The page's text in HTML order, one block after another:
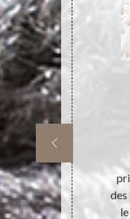
réaliser au
pour la
entreprise
de tapis est
des